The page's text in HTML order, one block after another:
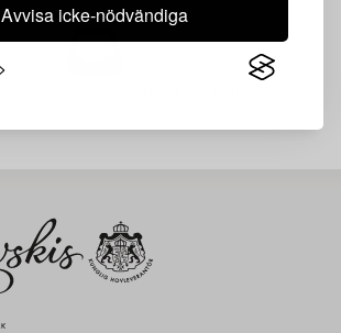
Avvisa icke-nödvändiga